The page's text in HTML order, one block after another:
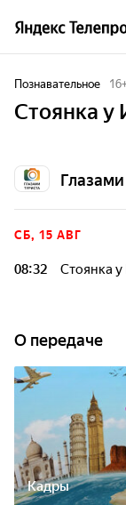
Познавательное 16
Стоянка у
СБ, 15 АВГ
08:32 Стоянка
О передаче
Кадры